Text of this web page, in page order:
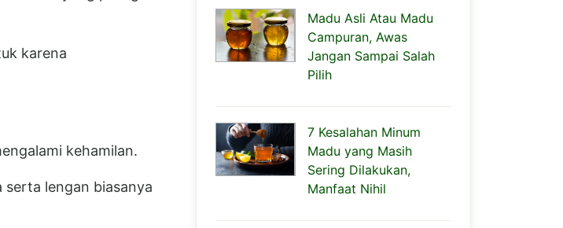
karena
kehamilan.
lengan biasanya
Madu Asli Atau Madu
Campuran, Awas
Jangan Sampai Salah
Pilih
7 Kesalahan Minum
Madu yang Masih
Sering Dilakukan,
Manfaat Nihil